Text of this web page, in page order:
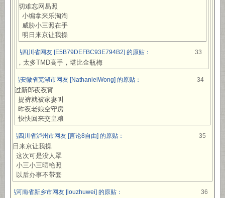
悲切难忘网易照
小编拿来乐淘淘
威胁小三照在手
明日来京让我操
网易四川省网友 [E5B79DEFBC93E794B2] 的原贴： 33
靠，太多TMD高手，堪比金瓶梅
网易安徽省芜湖市网友 [NathanielWong] 的原贴： 34
赛过新郎夜夜宵
提裤就被家妻叫
昨夜老娘空守房
快快回来交皇粮
网易四川省泸州市网友 [言论8自由] 的原贴： 35
明日来京让我操
这次可是没人罩
小三小三晒艳照
以后办事不带套
网易河南省新乡市网友 [louzhuwei] 的原贴： 36